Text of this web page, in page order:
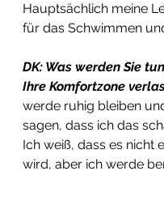
Hauptsächlich meine
für das Schwimmen
DK: Was werden Sie
Ihre Komfortzone
werde ruhig bleiben
sagen, dass ich das
Ich weiß, dass es nicht
wird, aber ich werde